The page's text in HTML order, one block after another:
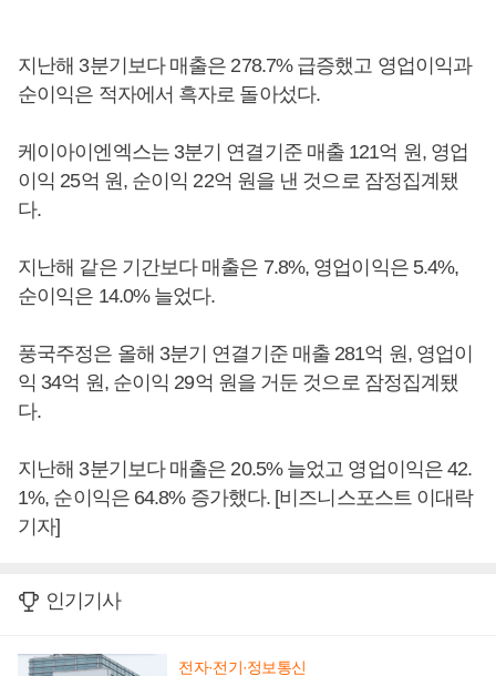
지난해 3분기보다 매출은 278.7% 급증했고 영업이익과
순이익은 적자에서 흑자로 돌아섰다.
케이아이엔엑스는 3분기 연결기준 매출 121억 원, 영업
이익 25억 원, 순이익 22억 원을 낸 것으로 잠정집계됐
다.
지난해 같은 기간보다 매출은 7.8%, 영업이익은 5.4%,
순이익은 14.0% 늘었다.
풍국주정은 올해 3분기 연결기준 매출 281억 원, 영업이
익 34억 원, 순이익 29억 원을 거둔 것으로 잠정집계됐
다.
지난해 3분기보다 매출은 20.5% 늘었고 영업이익은 42.
1%, 순이익은 64.8% 증가했다. [비즈니스포스트 이대락
기자]
인기기사
전자·전기·정보통신